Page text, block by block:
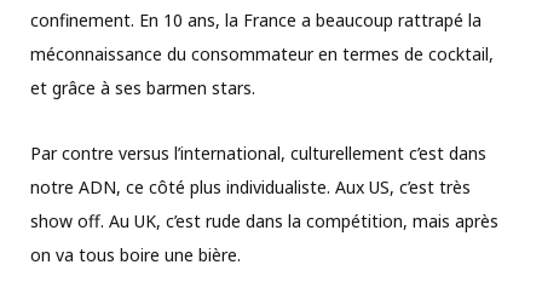
confinement. En 10 ans, la France a beaucoup rattrapé la
méconnaissance du consommateur en termes de cocktail,
et grâce à ses barmen stars.
Par contre versus l’international, culturellement c’est dans
notre ADN, ce côté plus individualiste. Aux US, c’est très
show off. Au UK, c’est rude dans la compétition, mais après
on va tous boire une bière.